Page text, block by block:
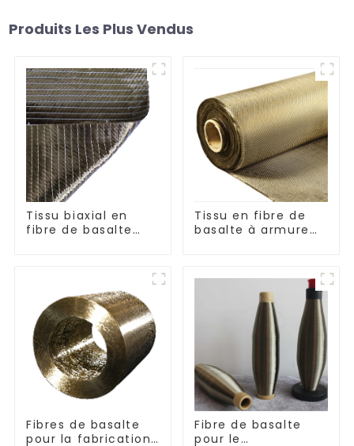
Produits Les Plus Vendus
Tissu biaxial en
fibre de basalte
Tissu en fibre de
basalte à armure
Fibres de basalte
pour la fabrication
Fibre de basalte
pour le